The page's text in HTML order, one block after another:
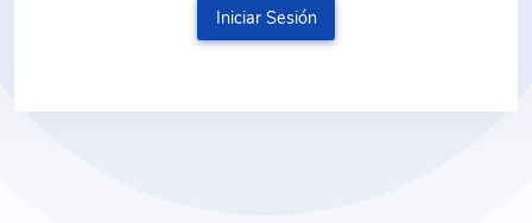
Iniciar Sesión